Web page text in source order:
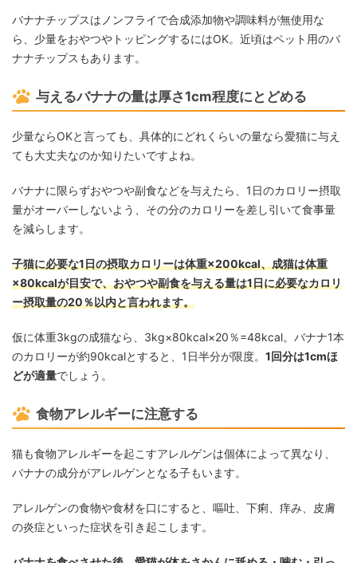
バナナチップスはノンフライで合成添加物や調味料が無使用な
ら、少量をおやつやトッピングするにはOK。近頃はペット用のバ
ナナチップスもあります。
与えるバナナの量は厚さ1cm程度にとどめる
少量ならOKと言っても、具体的にどれくらいの量なら愛猫に与え
ても大丈夫なのか知りたいですよね。
バナナに限らずおやつや副食などを与えたら、1日のカロリー摂取
量がオーバーしないよう、その分のカロリーを差し引いて食事量
を減らします。
子猫に必要な1日の摂取カロリーは体重×200kcal、成猫は体重
×80kcalが目安で、おやつや副食を与える量は1日に必要なカロリ
ー摂取量の20％以内と言われます。
仮に体重3kgの成猫なら、3kg×80kcal×20％=48kcal。バナナ1本
のカロリーが約90kcalとすると、1日半分が限度。 1回分は1cmほ
どが適量でしょう。
食物アレルギーに注意する
猫も食物アレルギーを起こすアレルゲンは個体によって異なり、
バナナの成分がアレルゲンとなる子もいます。
アレルゲンの食物や食材を口にすると、嘔吐、下痢、痒み、皮膚
の炎症といった症状を引き起こします。